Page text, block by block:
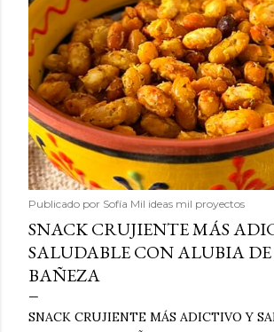
Publicado por Sofía Mil ideas mil proyectos
SNACK CRUJIENTE MÁS
SALUDABLE CON ALUBIA
BAÑEZA
SNACK CRUJIENTE MÁS ADICTIVO Y